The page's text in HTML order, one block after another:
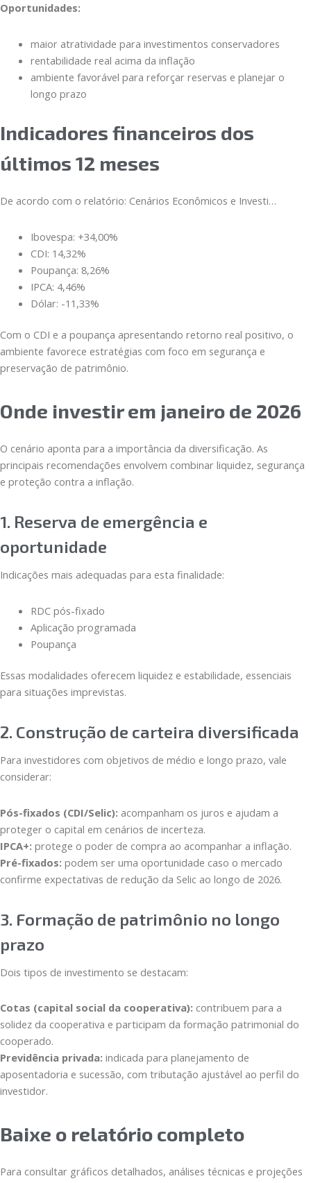
Oportunidades:
maior atratividade para investimentos conservadores
rentabilidade real acima da inflação
ambiente favorável para reforçar reservas e planejar o
longo prazo
Indicadores financeiros dos
últimos 12 meses
De acordo com o relatório: Cenários Econômicos e Investi…
Ibovespa: +34,00%
CDI: 14,32%
Poupança: 8,26%
IPCA: 4,46%
Dólar: -11,33%
Com o CDI e a poupança apresentando retorno real positivo, o
ambiente favorece estratégias com foco em segurança e
preservação de patrimônio.
Onde investir em janeiro de 2026
O cenário aponta para a importância da diversificação. As
principais recomendações envolvem combinar liquidez, segurança
e proteção contra a inflação.
1. Reserva de emergência e
oportunidade
Indicações mais adequadas para esta finalidade:
RDC pós-fixado
Aplicação programada
Poupança
Essas modalidades oferecem liquidez e estabilidade, essenciais
para situações imprevistas.
2. Construção de carteira diversificada
Para investidores com objetivos de médio e longo prazo, vale
considerar:
Pós-fixados (CDI/Selic): acompanham os juros e ajudam a
proteger o capital em cenários de incerteza.
IPCA+: protege o poder de compra ao acompanhar a inflação.
Pré-fixados: podem ser uma oportunidade caso o mercado
confirme expectativas de redução da Selic ao longo de 2026.
3. Formação de patrimônio no longo
prazo
Dois tipos de investimento se destacam:
Cotas (capital social da cooperativa): contribuem para a
solidez da cooperativa e participam da formação patrimonial do
cooperado.
Previdência privada: indicada para planejamento de
aposentadoria e sucessão, com tributação ajustável ao perfil do
investidor.
Baixe o relatório completo
Para consultar gráficos detalhados, análises técnicas e projeções